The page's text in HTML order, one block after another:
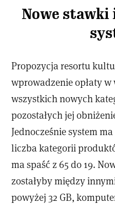
Nowe stawki
Propozycja resortu
wprowadzenie opłaty w
wszystkich nowych
pozostałych jej
Jednocześnie system
liczba kategorii
ma spaść z 65 do 19.
zostałyby między
powyżej 32 GB,